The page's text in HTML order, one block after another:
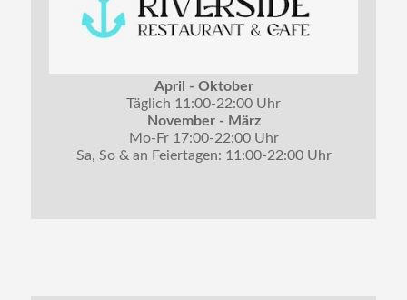
April - Oktober
Täglich 11:00-22:00 Uhr
November - März
Mo-Fr 17:00-22:00 Uhr
Sa, So & an Feiertagen: 11:00-22:00 Uhr